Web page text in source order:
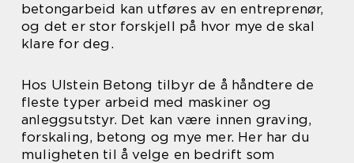
betongarbeid kan utføres av en entreprenør,
og det er stor forskjell på hvor mye de skal
klare for deg.
Hos Ulstein Betong tilbyr de å håndtere de
fleste typer arbeid med maskiner og
anleggsutstyr. Det kan være innen graving,
forskaling, betong og mye mer. Her har du
muligheten til å velge en bedrift som